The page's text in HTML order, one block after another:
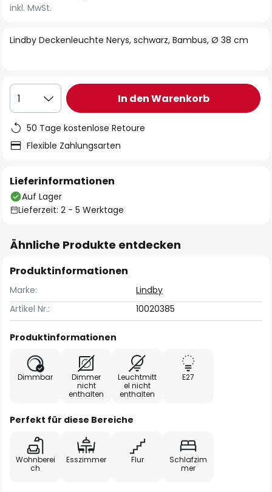
Bildgalerie
Lindby Deckenleuchte Nerys, schwarz, Bambus, Ø 38 cm
inkl. MwSt.
1 In den Warenkorb
50 Tage kostenlose Retoure
Flexible Zahlungsarten
Lieferinformationen
Auf Lager
Lieferzeit: 2 - 5 Werktage
Ähnliche Produkte entdecken
Produktinformationen
Marke:
Lindby
Artikel Nr.:
10020385
Produktinformationen
Dimmbar
Dimmer
nicht
enthalten
Leuchtmitt
el nicht
enthalten
E27
Perfekt für diese Bereiche
Wohnberei
ch
Esszimmer Flur
Schlafzim
mer